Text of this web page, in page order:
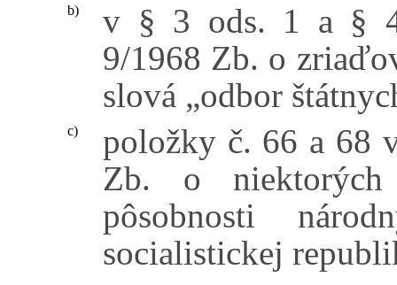
b)
v § 3 ods. 1 a § 4
9/1968 Zb. o
slová „odbor
c)
položky č. 66 a 68
Zb. o
pôsobnosti
socialistickej